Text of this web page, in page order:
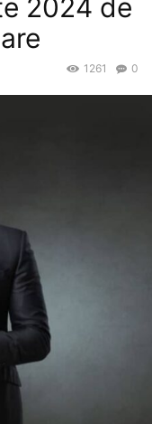
2024 de
0
1261